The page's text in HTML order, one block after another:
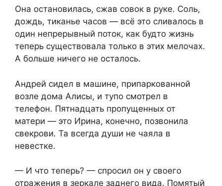
Она остановилась, сжав совок в руке. Соль,
дождь, тиканье часов — всё это сливалось в
один непрерывный поток, как будто жизнь
теперь существовала только в этих мелочах.
А больше ничего не осталось.
Андрей сидел в машине, припаркованной
возле дома Алисы, и тупо смотрел в
телефон. Пятнадцать пропущенных от
матери — это Ирина, конечно, позвонила
свекрови. Та всегда души не чаяла в
невестке.
— И что теперь? — спросил он у своего
отражения в зеркале заднего вида. Помятый